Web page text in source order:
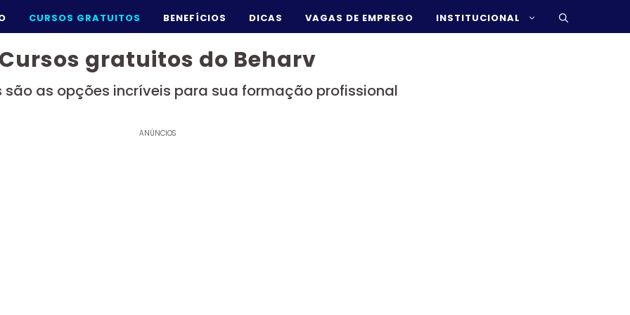
CURSOS GRATUITOS BENEFÍCIOS DICAS VAGAS DE EMPREGO INSTITUCIONAL
Cursos gratuitos do Beharv
são as opções incríveis para sua formação profissional
ANÚNCIOS